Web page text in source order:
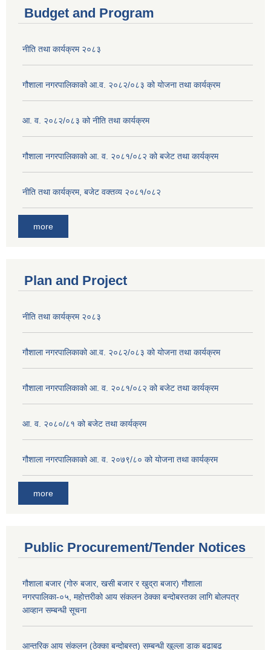
Budget and Program
नीति तथा कार्यक्रम २०८३
गौशाला नगरपालिकाको आ.व. २०८२/०८३ को योजना तथा कार्यक्रम
आ. व. २०८२/०८३ को नीति तथा कार्यक्रम
गौशाला नगरपालिकाको आ. व. २०८१/०८२ को बजेट तथा कार्यक्रम
नीति तथा कार्यक्रम, बजेट वक्तव्य २०८१/०८२
more
Plan and Project
नीति तथा कार्यक्रम २०८३
गौशाला नगरपालिकाको आ.व. २०८२/०८३ को योजना तथा कार्यक्रम
गौशाला नगरपालिकाको आ. व. २०८१/०८२ को बजेट तथा कार्यक्रम
आ. व. २०८०/८१ को बजेट तथा कार्यक्रम
गौशाला नगरपालिकाको आ. व. २०७९/८० को योजना तथा कार्यक्रम
more
Public Procurement/Tender Notices
गौशाला बजार (गोरु बजार, खसी बजार र खुद्रा बजार) गौशाला
नगरपालिका-०५, महोत्तरीको आय संकलन ठेक्का बन्दोबस्तका लागि बोलपत्र
आव्हान सम्बन्धी सूचना
आन्तरिक आय संकलन (ठेक्का बन्दोबस्त) सम्बन्धी खुल्ला डाक बढाबढ